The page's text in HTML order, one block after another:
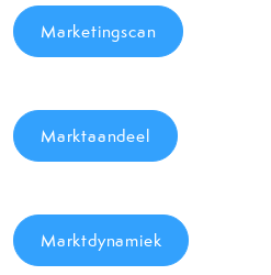
Marketingscan
Marktaandeel
Marktdynamiek